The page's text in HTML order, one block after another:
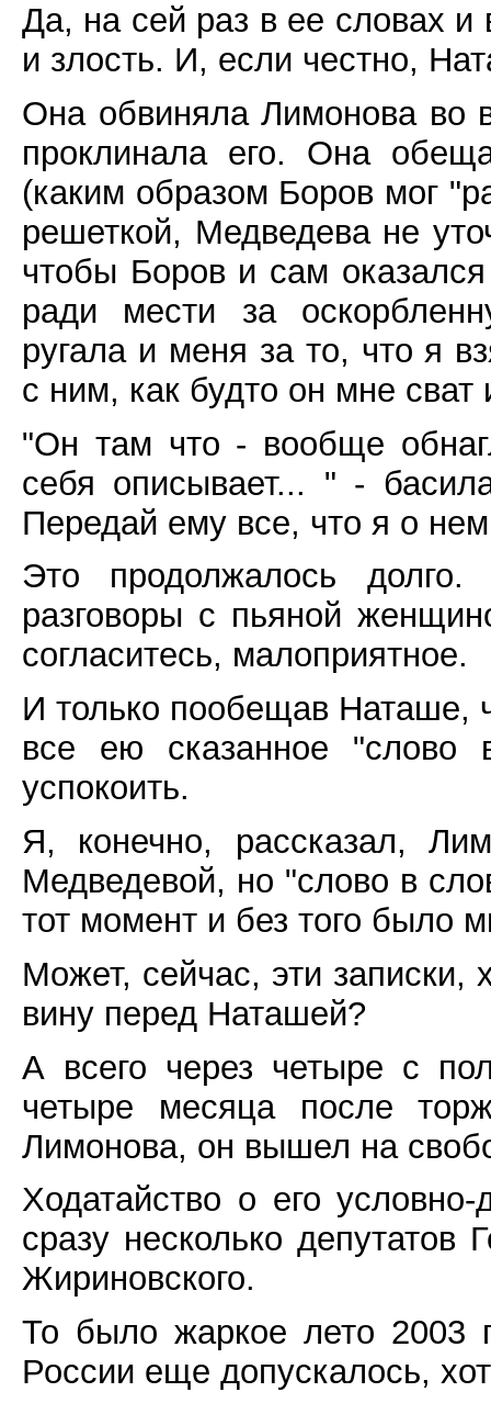
Да, на сей раз в ее словах и
и злость. И, если честно,
Она обвиняла Лимонова во
проклинала его. Она
(каким образом Боров мог
решеткой, Медведева не
чтобы Боров и сам оказался
ради мести за
ругала и меня за то, что я
с ним, как будто он мне сват
"Он там что - вообще
себя описывает... " -
Передай ему все, что я о
Это продолжалось
разговоры с пьяной
согласитесь, малоприятное.
И только пообещав Наташе,
все ею сказанное "слово
успокоить.
Я, конечно, рассказал,
Медведевой, но "слово в
тот момент и без того было
Может, сейчас, эти записки,
вину перед Наташей?
А всего через четыре с
четыре месяца после
Лимонова, он вышел на
Ходатайство о его
сразу несколько
Жириновского.
То было жаркое лето 2003
России еще допускалось,